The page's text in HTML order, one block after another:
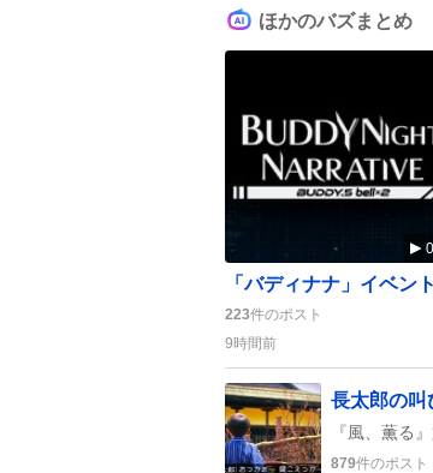
ほかのバズまとめ
223件のポスト
9時間前
879件のポスト